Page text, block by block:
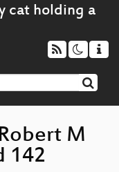
M
142